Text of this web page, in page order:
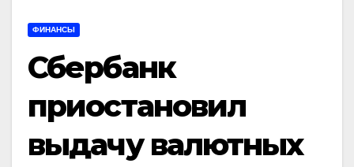
ФИНАНСЫ
Сбербанк
приостановил
выдачу валютных